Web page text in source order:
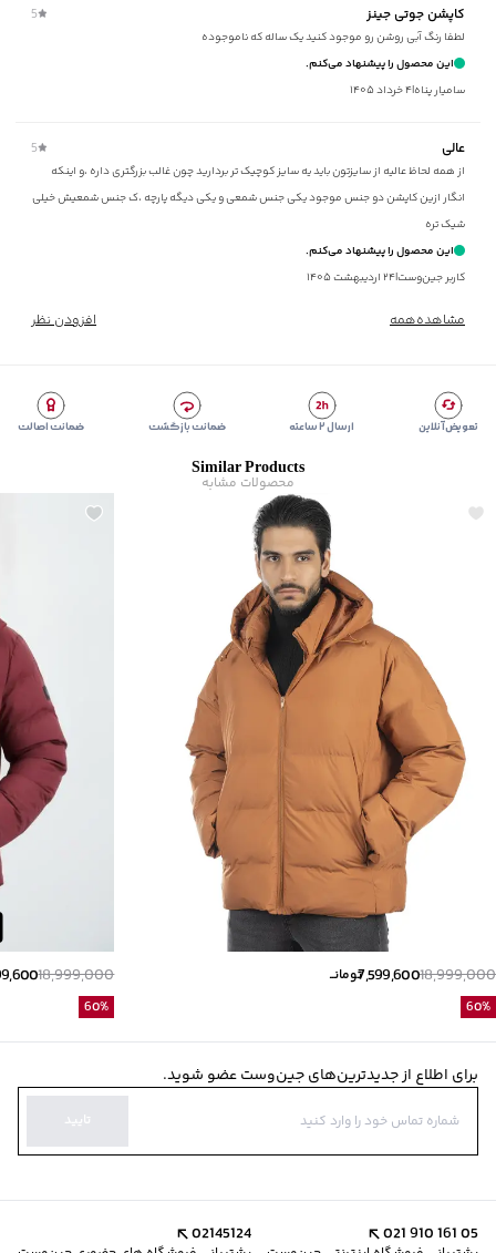
نوع جیب:دو جیب مورب زیپ‌دار در کناره‌ها ، یک جیب دکمه‌دار در داخل
کاپشن
نوع کاپشن:کلاه دار
زیر گروه:کاپشن
کاپشن جوتی جینز 5
لطفا رنگ آبی روشن رو‌ موجود کنید یک ساله که ناموجوده
این محصول را پیشنهاد می‌کنم.
ساميار پناه|۴ خرداد ۱۴۰۵
عالی 5
از همه لحاظ عالیه از سایزتون باید یه سایز کوچیک تر بردارید چون غالب بزرگتری داره ،و اینکه
انگار ازین کاپشن دو جنس موجود یکی جنس شمعی و یکی دیگه پارچه ،ک جنس شمعیش خیلی
شیک تره
این محصول را پیشنهاد می‌کنم.
کاربر جین‌وست|۲۴ اردیبهشت ۱۴۰۵
مشاهده‌همه افزودن نظر
تعویض آنلاین ارسال ۲ ساعته ضمانت بازگشت ضمانت اصالت
Similar Products
محصولات مشابه
18,999,000
7,599,600تومانــ
60%
18,999,000
60%
برای اطلاع از جدیدترین‌های جین‌وست عضو شوید.
تایید
021 910 161 05
02145124